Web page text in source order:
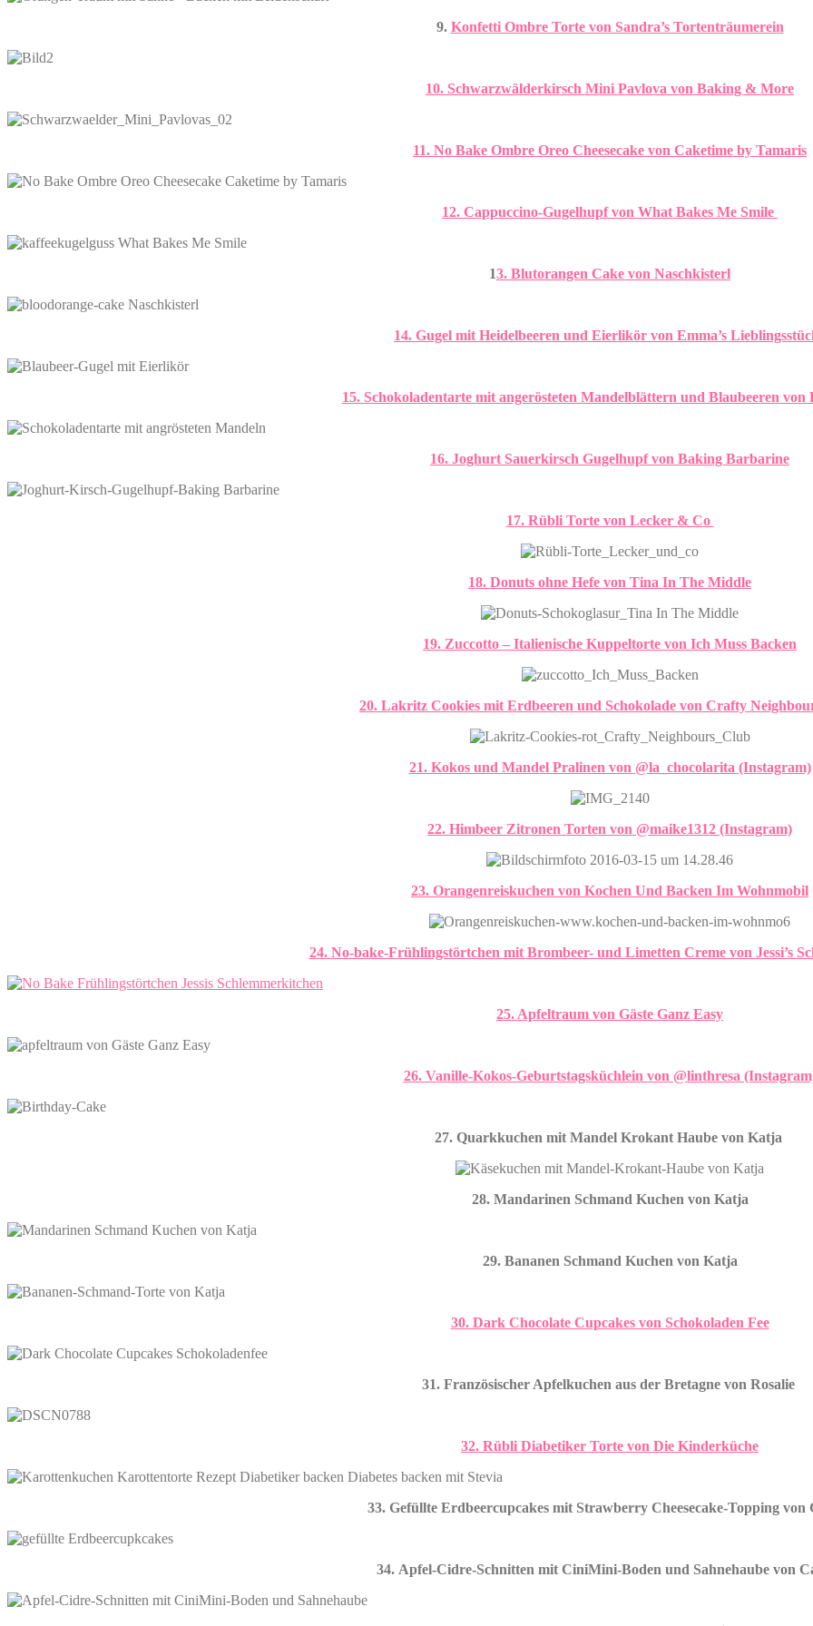
9. Konfetti Ombre Torte von Sandra’s Tortenträumerein
10. Schwarzwälderkirsch Mini Pavlova von Baking & More
11. No Bake Ombre Oreo Cheesecake von Caketime by Tamaris
12. Cappuccino-Gugelhupf von What Bakes Me Smile
13. Blutorangen Cake von Naschkisterl
14. Gugel mit Heidelbeeren und Eierlikör von Emma’s
15. Schokoladentarte mit angerösteten Mandelblättern und Blaubeeren von
16. Joghurt Sauerkirsch Gugelhupf von Baking Barbarine
17. Rübli Torte von Lecker & Co
18. Donuts ohne Hefe von Tina In The Middle
19. Zuccotto – Italienische Kuppeltorte von Ich Muss Backen
20. Lakritz Cookies mit Erdbeeren und Schokolade von Crafty
21. Kokos und Mandel Pralinen von @la_chocolarita (Instagram)
22. Himbeer Zitronen Torten von @maike1312 (Instagram)
23. Orangenreiskuchen von Kochen Und Backen Im Wohnmobil
24. No-bake-Frühlingstörtchen mit Brombeer- und Limetten Creme von Jessi’s
25. Apfeltraum von Gäste Ganz Easy
26. Vanille-Kokos-Geburtstagsküchlein von @linthresa
27. Quarkkuchen mit Mandel Krokant Haube von Katja
28. Mandarinen Schmand Kuchen von Katja
29. Bananen Schmand Kuchen von Katja
30. Dark Chocolate Cupcakes von Schokoladen Fee
31. Französischer Apfelkuchen aus der Bretagne von Rosalie
32. Rübli Diabetiker Torte von Die Kinderküche
33. Gefüllte Erdbeercupcakes mit Strawberry Cheesecake-Topping von
34. Apfel-Cidre-Schnitten mit CiniMini-Boden und Sahnehaube von